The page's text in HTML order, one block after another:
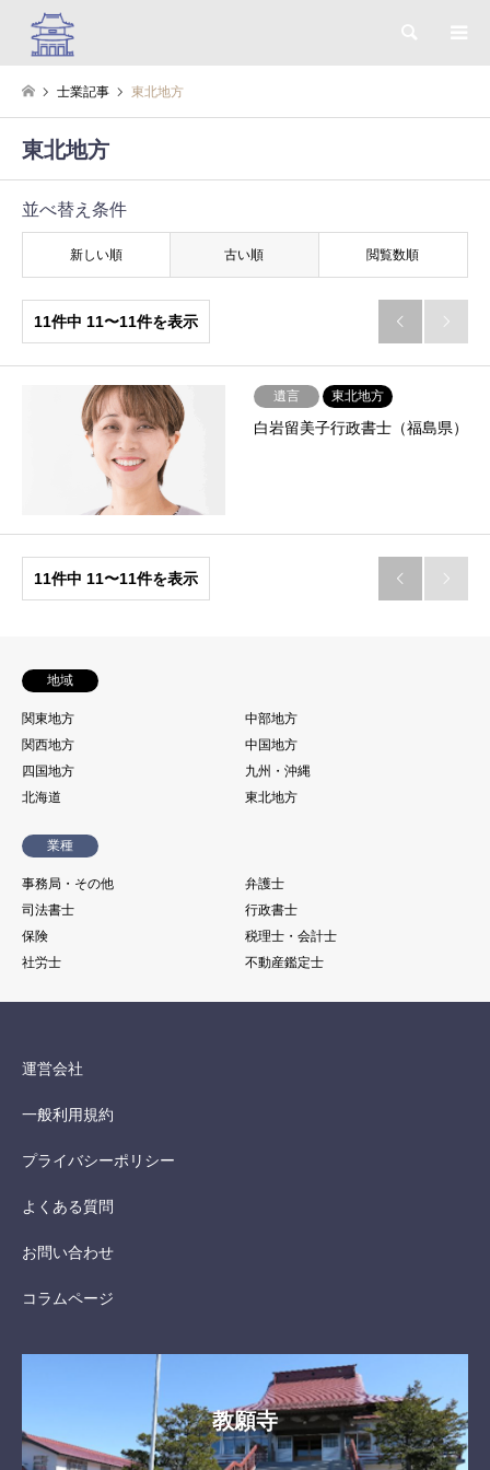
士業記事 東北地方
東北地方
並べ替え条件
新しい順 古い順 閲覧数順
11件中 11〜11件を表示  
遺言 東北地方
白岩留美子行政書士（福島県）
11件中 11〜11件を表示  
地域
関東地方
中部地方
関西地方
中国地方
四国地方
九州・沖縄
北海道
東北地方
業種
事務局・その他
弁護士
司法書士
行政書士
保険
税理士・会計士
社労士
不動産鑑定士
運営会社
一般利用規約
プライバシーポリシー
よくある質問
お問い合わせ
コラムページ
教願寺